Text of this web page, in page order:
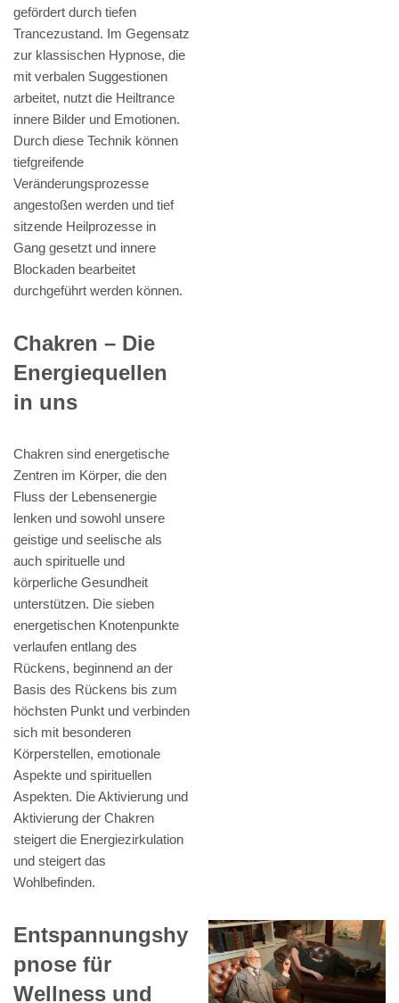
gefördert durch tiefen
Trancezustand. Im Gegensatz
zur klassischen Hypnose, die
mit verbalen Suggestionen
arbeitet, nutzt die Heiltrance
innere Bilder und Emotionen.
Durch diese Technik können
tiefgreifende
Veränderungsprozesse
angestoßen werden und tief
sitzende Heilprozesse in
Gang gesetzt und innere
Blockaden bearbeitet
durchgeführt werden können.
Chakren – Die
Energiequellen
in uns
Chakren sind energetische
Zentren im Körper, die den
Fluss der Lebensenergie
lenken und sowohl unsere
geistige und seelische als
auch spirituelle und
körperliche Gesundheit
unterstützen. Die sieben
energetischen Knotenpunkte
verlaufen entlang des
Rückens, beginnend an der
Basis des Rückens bis zum
höchsten Punkt und verbinden
sich mit besonderen
Körperstellen, emotionale
Aspekte und spirituellen
Aspekten. Die Aktivierung und
Aktivierung der Chakren
steigert die Energiezirkulation
und steigert das
Wohlbefinden.
Entspannungshy
pnose für
Wellness und